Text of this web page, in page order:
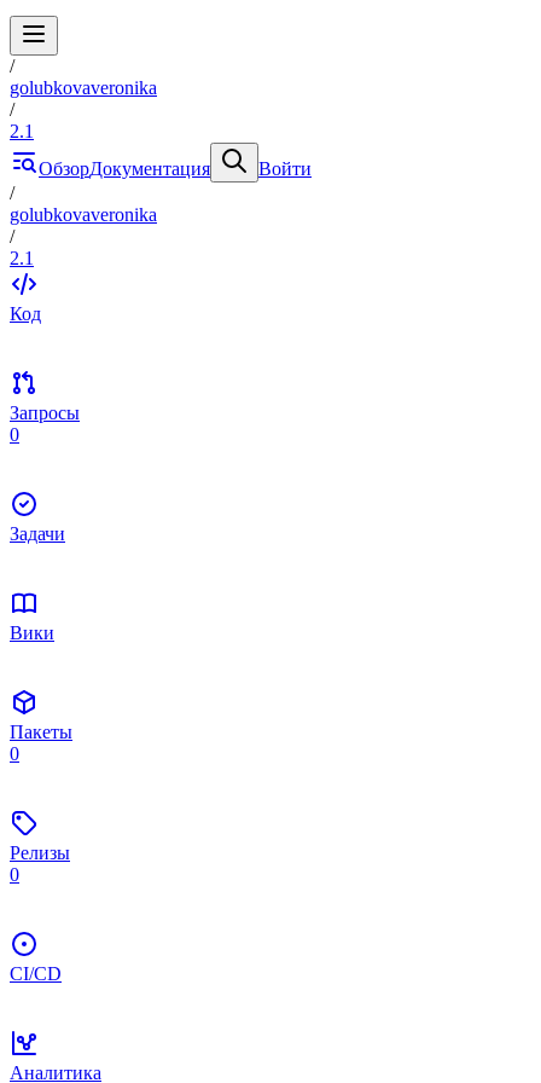
/
golubkovaveronika
/
2.1
ОбзорДокументация
Войти
/
golubkovaveronika
/
2.1
Код
Запросы
0
Задачи
Вики
Пакеты
0
Релизы
0
CI/CD
Аналитика